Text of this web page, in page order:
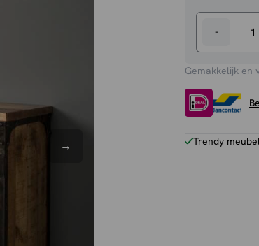
-
Basto
aantal
Gemakkelijk en
Trendy